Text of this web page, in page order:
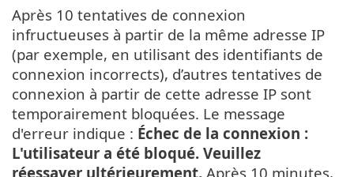
Après 10 tentatives de connexion
infructueuses à partir de la même adresse IP
(par exemple, en utilisant des identifiants de
connexion incorrects), d’autres tentatives de
connexion à partir de cette adresse IP sont
temporairement bloquées. Le message
d'erreur indique : Échec de la connexion :
L'utilisateur a été bloqué. Veuillez
réessayer ultérieurement. Après 10 minutes,